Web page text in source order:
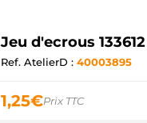
Jeu d'ecrous 133612
Ref. AtelierD : 40003895
1,25€Prix TTC